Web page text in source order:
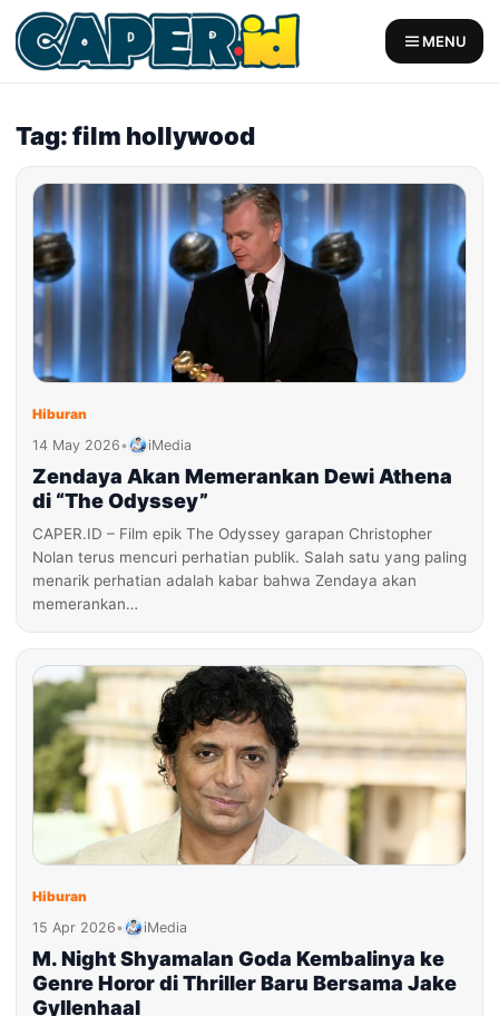
Skip
to
content
MENU
Tag: film hollywood
Hiburan
14 May 2026• iMedia
Zendaya Akan Memerankan Dewi Athena
di “The Odyssey”
CAPER.ID – Film epik The Odyssey garapan Christopher
Nolan terus mencuri perhatian publik. Salah satu yang paling
menarik perhatian adalah kabar bahwa Zendaya akan
memerankan…
Hiburan
15 Apr 2026• iMedia
M. Night Shyamalan Goda Kembalinya ke
Genre Horor di Thriller Baru Bersama Jake
Gyllenhaal